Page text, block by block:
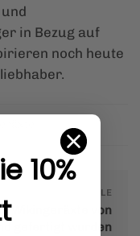
in Bezug auf
noch heute
NEXT ARTICLE
Wikingeräxte von
gefertigt wurden
10%